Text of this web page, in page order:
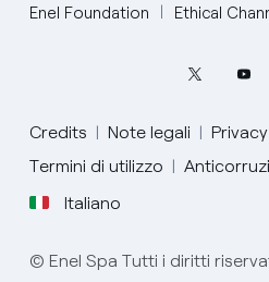
Enel Foundation
Ethical
Credits Note legali Privacy
Termini di utilizzo
Italiano
English
Portugués (BR)
© Enel Spa Tutti i diritti